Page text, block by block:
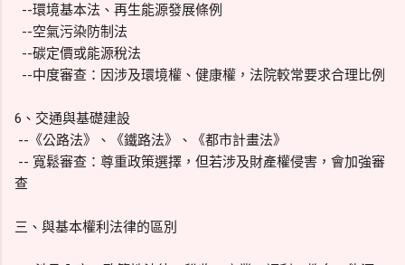
--環境基本法、再生能源發展條例
--空氣污染防制法
--碳定價或能源稅法
--中度審查：因涉及環境權、健康權，法院較常要求合理比例
6、交通與基礎建設
--《公路法》、《鐵路法》、《都市計畫法》
-- 寬鬆審查：尊重政策選擇，但若涉及財產權侵害，會加強審
查
三、與基本權利法律的區別